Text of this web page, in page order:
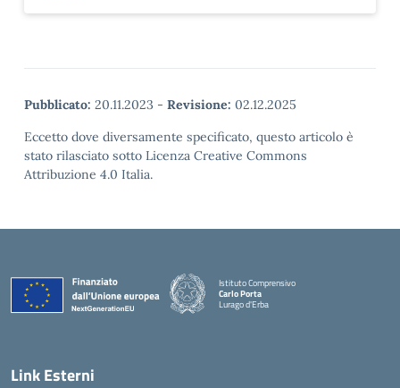
Pubblicato: 20.11.2023 - Revisione: 02.12.2025
Eccetto dove diversamente specificato, questo articolo è
stato rilasciato sotto Licenza Creative Commons
Attribuzione 4.0 Italia.
Istituto Comprensivo
Carlo Porta
Lurago d'Erba
— Visita la pagina iniziale della scuola
Link Esterni